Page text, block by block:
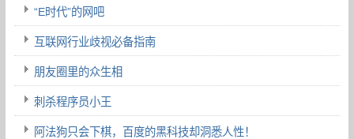
“E时代”的网吧
互联网行业歧视必备指南
朋友圈里的众生相
刺杀程序员小王
阿法狗只会下棋，百度的黑科技却洞悉人性！